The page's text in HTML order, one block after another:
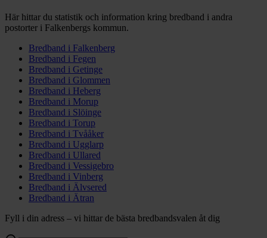
Här hittar du statistik och information kring bredband i andra
postorter i Falkenbergs kommun.
Bredband i Falkenberg
Bredband i Fegen
Bredband i Getinge
Bredband i Glommen
Bredband i Heberg
Bredband i Morup
Bredband i Slöinge
Bredband i Torup
Bredband i Tvååker
Bredband i Ugglarp
Bredband i Ullared
Bredband i Vessigebro
Bredband i Vinberg
Bredband i Älvsered
Bredband i Ätran
Fyll i din adress – vi hittar de bästa bredbandsvalen åt dig